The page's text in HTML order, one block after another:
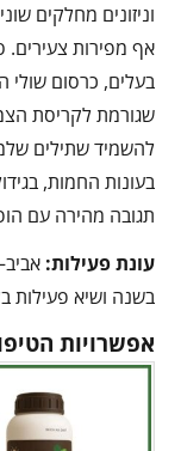
וניזונים מחלקים
אף מפירות צעירים.
בעלים, כרסום שולי
שגורמת לקריסת
להשמיד שתילים
בעונות החמות,
תגובה מהירה עם
עונת פעילות:
בשנה ושיא פעילות
אפשרויות